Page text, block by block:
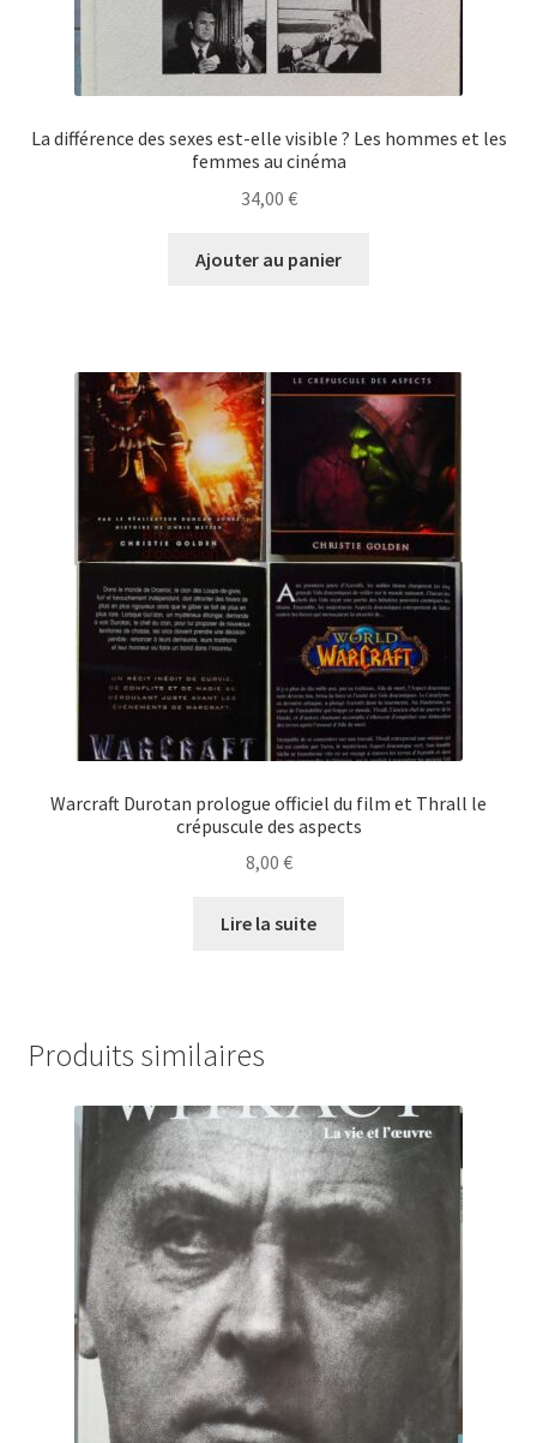
La différence des sexes est-elle visible ? Les hommes et les
femmes au cinéma
34,00 €
Ajouter au panier
Warcraft Durotan prologue officiel du film et Thrall le
crépuscule des aspects
8,00 €
Lire la suite
Produits similaires